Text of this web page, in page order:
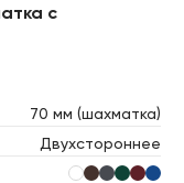
с
70 мм (шахматка)
Двухстороннее